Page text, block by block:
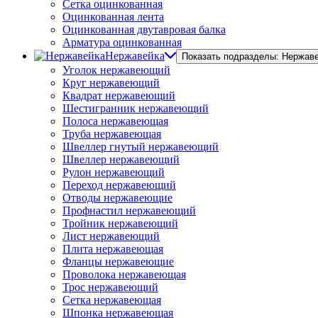
Сетка оцинкованная
Оцинкованная лента
Оцинкованная двутавровая балка
Арматура оцинкованная
Нержавейка
Показать подразделы:
Уголок нержавеющий
Круг нержавеющий
Квадрат нержавеющий
Шестигранник нержавеющий
Полоса нержавеющая
Труба нержавеющая
Швеллер гнутый нержавеющий
Швеллер нержавеющий
Рулон нержавеющий
Переход нержавеющий
Отводы нержавеющие
Профнастил нержавеющий
Тройник нержавеющий
Лист нержавеющий
Плита нержавеющая
Фланцы нержавеющие
Проволока нержавеющая
Трос нержавеющий
Сетка нержавеющая
Шпонка нержавеющая